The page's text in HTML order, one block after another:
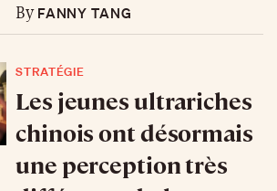
ByFANNY TANG
STRATÉGIE
Les jeunes ultrariches
chinois ont désormais
une perception très